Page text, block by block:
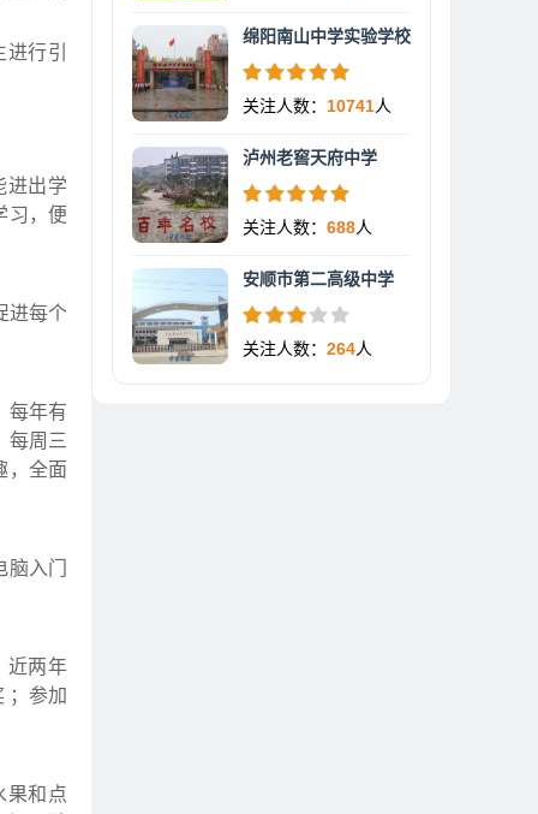
行引
进出学
习，便
进每个
每年有
每周三
，全面
入门
近两年
；参加
果和点
绵阳南山中学实验学校
关注人数： 10741人
泸州老窖天府中学
关注人数： 688人
安顺市第二高级中学
关注人数： 264人